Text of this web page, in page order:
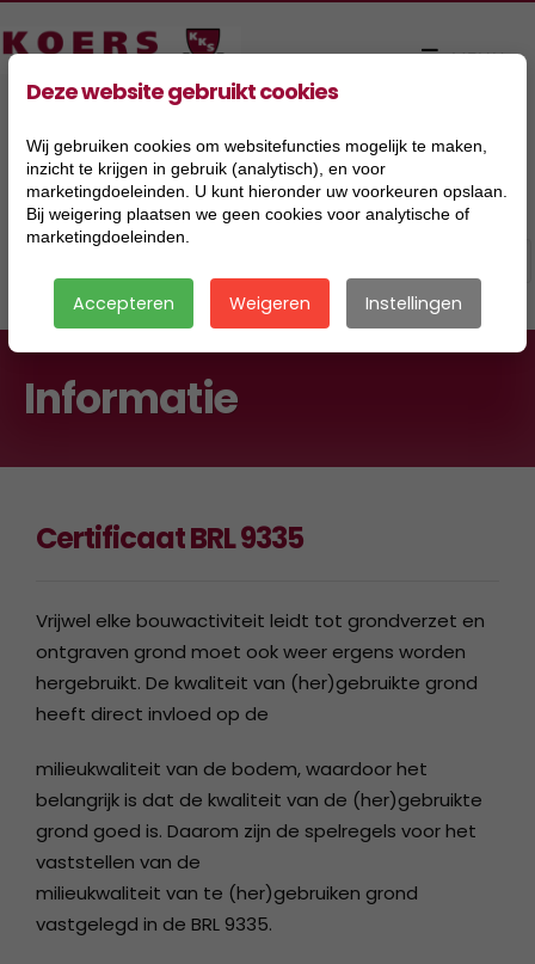
Informatie
Certificaat BRL 9335
Vrijwel elke bouwactiviteit leidt tot grondverzet en
ontgraven grond moet ook weer ergens worden
hergebruikt. De kwaliteit van (her)gebruikte grond
heeft direct invloed op de
milieukwaliteit van de bodem, waardoor het
belangrijk is dat de kwaliteit van de (her)gebruikte
grond goed is. Daarom zijn de spelregels voor het
vaststellen van de
milieukwaliteit van te (her)gebruiken grond
vastgelegd in de BRL 9335.
Deze website gebruikt cookies
Wij gebruiken cookies om websitefuncties mogelijk te maken,
inzicht te krijgen in gebruik (analytisch), en voor
marketingdoeleinden. U kunt hieronder uw voorkeuren opslaan.
Bij weigering plaatsen we geen cookies voor analytische of
marketingdoeleinden.
Accepteren Weigeren Instellingen